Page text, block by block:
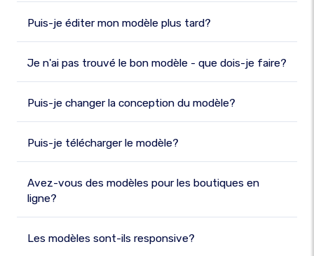
Puis-je éditer mon modèle plus tard?
Je n'ai pas trouvé le bon modèle - que dois-je faire?
Puis-je changer la conception du modèle?
Puis-je télécharger le modèle?
Avez-vous des modèles pour les boutiques en
ligne?
Les modèles sont-ils responsive?